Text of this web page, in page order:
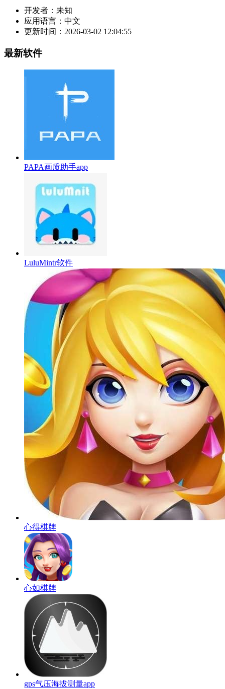
开发者： 未知
应用语言： 中文
更新时间： 2026-03-02 12:04:55
最新软件
PAPA画质助手app
LuluMintr软件
心得棋牌
心如棋牌
gps气压海拔测量app